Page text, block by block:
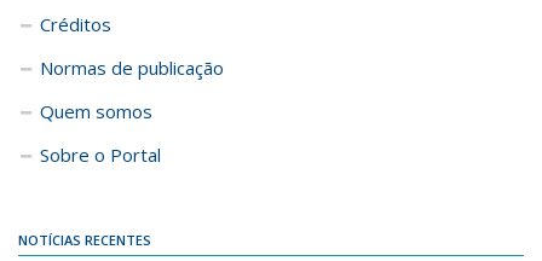
Créditos
Normas de publicação
Quem somos
Sobre o Portal
NOTÍCIAS RECENTES